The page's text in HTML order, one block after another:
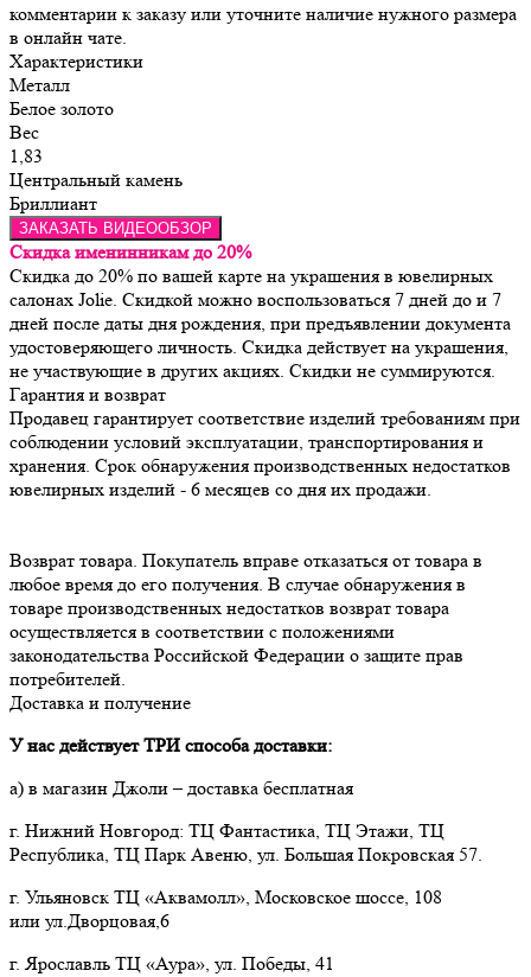
комментарии к заказу или уточните наличие нужного размера
в онлайн чате.
Характеристики
Металл
Белое золото
Вес
1,83
Центральный камень
Бриллиант
ЗАКАЗАТЬ ВИДЕООБЗОР
Скидка именинникам до 20%
Скидка до 20% по вашей карте на украшения в ювелирных
салонах Jolie. Скидкой можно воспользоваться 7 дней до и 7
дней после даты дня рождения, при предъявлении документа
удостоверяющего личность. Скидка действует на украшения,
не участвующие в других акциях. Скидки не суммируются.
Гарантия и возврат
Продавец гарантирует соответствие изделий требованиям при
соблюдении условий эксплуатации, транспортирования и
хранения. Срок обнаружения производственных недостатков
Возврат товара. Покупатель вправе отказаться от товара в
любое время до его получения. В случае обнаружения в
товаре производственных недостатков возврат товара
осуществляется в соответствии с положениями
законодательства Российской Федерации о защите прав
потребителей.
Доставка и получение
У нас действует ТРИ способа доставки:
а) в магазин Джоли – доставка бесплатная
г. Нижний Новгород: ТЦ Фантастика, ТЦ Этажи, ТЦ
Республика, ТЦ Парк Авеню, ул. Большая Покровская 57.
г. Ульяновск ТЦ «Аквамолл», Московское шоссе, 108
или ул.Дворцовая,6
г. Ярославль ТЦ «Аура», ул. Победы, 41